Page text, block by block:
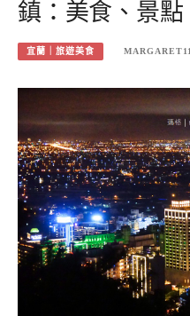
鎮：美食、景
宜蘭｜旅遊美食